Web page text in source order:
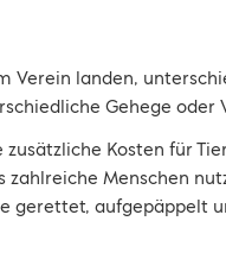
Verein landen,
Gehege oder
Kosten für
Menschen
gerettet, aufgepäppelt